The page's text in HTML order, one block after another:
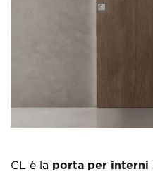
CL è la porta per interni